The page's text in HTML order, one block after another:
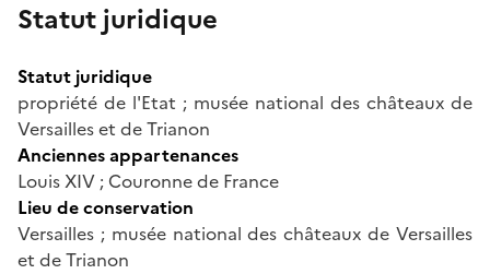
Statut juridique
Statut juridique
propriété de l'Etat ; musée national des châteaux de
Versailles et de Trianon
Anciennes appartenances
Louis XIV ; Couronne de France
Lieu de conservation
Versailles ; musée national des châteaux de Versailles
et de Trianon